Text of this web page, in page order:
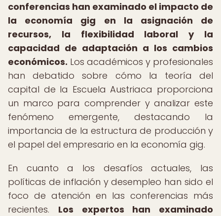
conferencias han examinado el impacto de
la economía gig en la asignación de
recursos, la flexibilidad laboral y la
capacidad de adaptación a los cambios
económicos. Los académicos y profesionales
han debatido sobre cómo la teoría del
capital de la Escuela Austriaca proporciona
un marco para comprender y analizar este
fenómeno emergente, destacando la
importancia de la estructura de producción y
el papel del empresario en la economía gig.
En cuanto a los desafíos actuales, las
políticas de inflación y desempleo han sido el
foco de atención en las conferencias más
recientes. Los expertos han examinado